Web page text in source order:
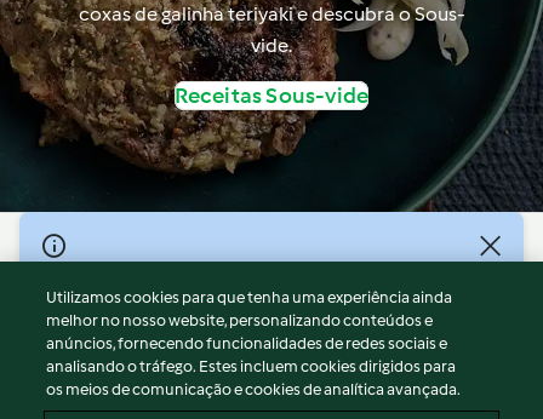
coxas de galinha teriyaki e descubra o Sous-
vide.
Receitas Sous-vide
© Copyright 2026
Termos de Utilização
Aviso sobre Proteção de Dados
Aviso
Apoio legal
Utilizamos cookies para que tenha uma experiência ainda
melhor no nosso website, personalizando conteúdos e
anúncios, fornecendo funcionalidades de redes sociais e
analisando o tráfego. Estes incluem cookies dirigidos para
os meios de comunicação e cookies de analítica avançada.